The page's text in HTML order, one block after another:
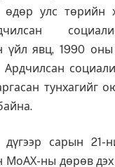
улс төрийн
үйл явц, 1990
тунхагийг
сарын 21-
МоАХ-ны дөрөв